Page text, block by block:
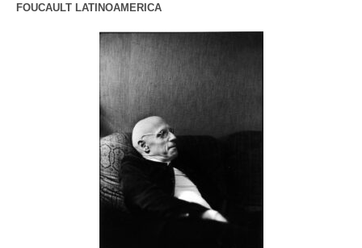
FOUCAULT LATINOAMERICA